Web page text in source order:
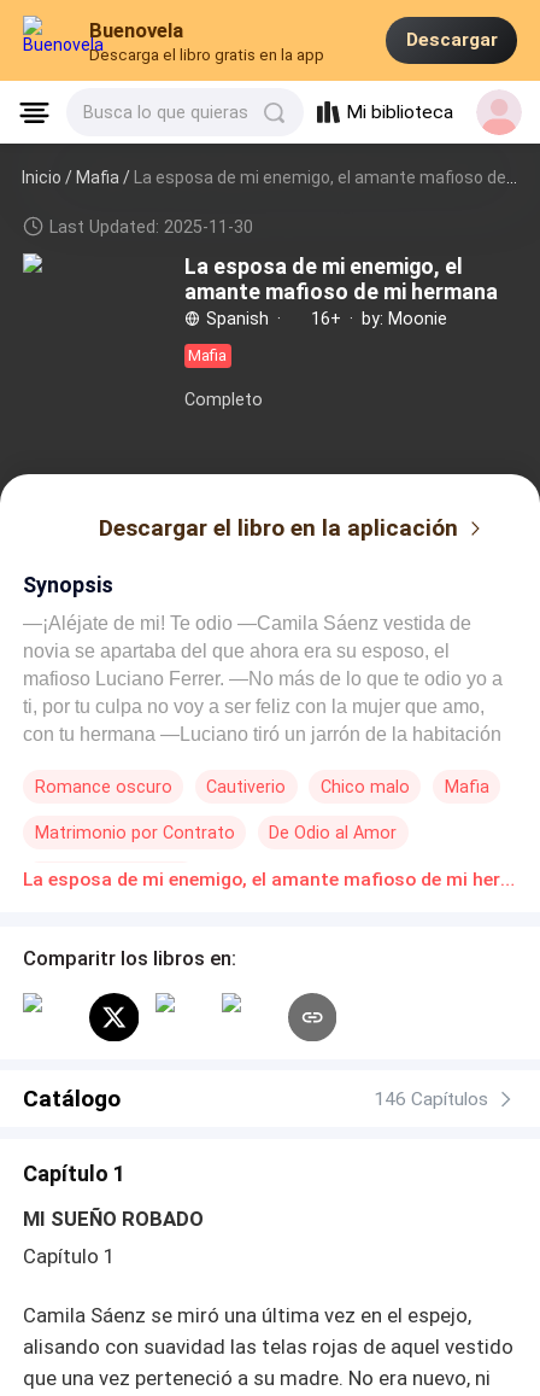
Buenovela
Descarga el libro gratis en la app
Descargar
Busca lo que quieras Mi biblioteca
Inicio /Mafia / La esposa de mi enemigo, el amante mafioso de mi hermana
Last Updated: 2025-11-30
La esposa de mi enemigo, el
amante mafioso de mi hermana
Spanish · 16+ · by: Moonie
Mafia
Completo
Descargar el libro en la aplicación
Synopsis
—¡Aléjate de mi! Te odio —Camila Sáenz vestida de
novia se apartaba del que ahora era su esposo, el
mafioso Luciano Ferrer. —No más de lo que te odio yo a
ti, por tu culpa no voy a ser feliz con la mujer que amo,
con tu hermana —Luciano tiró un jarrón de la habitación
semana antes Camila Sáenz fue víctima de las mentiras
problemas mintió sobre Camila obligándola a casarse
con uno de los mafiosos más poderosos del país. Lo que
descubre el placer de su cuerpo y Luciano lo que es el
Romance oscuro Cautiverio Chico malo Mafia
Matrimonio por Contrato De Odio al Amor
Triángulo Amoroso La esposa de mi enemigo, el amante mafioso de mi hermana Novelas Online Descarga gratuita de PDF
Comparitr los libros en:
Catálogo 146 Capítulos
Capítulo 1
MI SUEÑO ROBADO
Capítulo 1
Camila Sáenz se miró una última vez en el espejo,
alisando con suavidad las telas rojas de aquel vestido
que una vez perteneció a su madre. No era nuevo, ni